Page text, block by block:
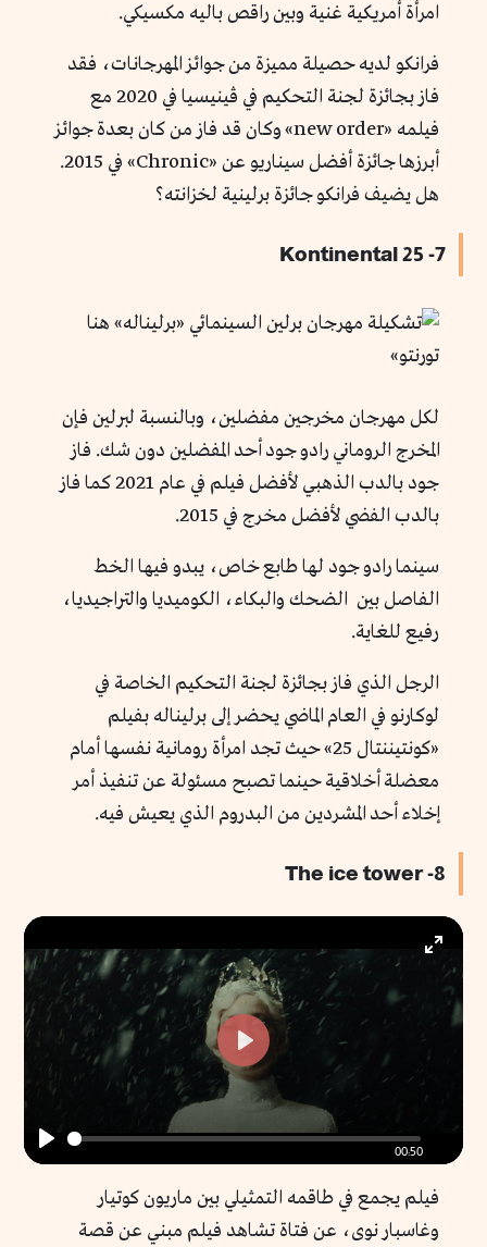
امرأة أمريكية غنية وبين راقص باليه مكسيكي.
فرانكو لديه حصيلة مميزة من جوائز المهرجانات، فقد
فاز بجائزة لجنة التحكيم في ڤينيسيا في 2020 مع
فيلمه «new order» وكان قد فاز من كان بعدة جوائز
أبرزها جائزة أفضل سيناريو عن «Chronic» في 2015.
هل يضيف فرانكو جائزة برلينية لخزانته؟
7- Kontinental 25
لكل مهرجان مخرجين مفضلين، وبالنسبة لبرلين فإن
المخرج الروماني رادو جود أحد المفضلين دون شك. فاز
جود بالدب الذهبي لأفضل فيلم في عام 2021 كما فاز
بالدب الفضي لأفضل مخرج في 2015.
سينما رادو جود لها طابع خاص، يبدو فيها الخط
الفاصل بين الضحك والبكاء، الكوميديا والتراجيديا،
رفيع للغاية.
الرجل الذي فاز بجائزة لجنة التحكيم الخاصة في
لوكارنو في العام الماضي يحضر إلى برليناله بفيلم
«كونتيننتال 25» حيث تجد امرأة رومانية نفسها أمام
معضلة أخلاقية حينما تصبح مسئولة عن تنفيذ أمر
إخلاء أحد المشردين من البدروم الذي يعيش فيه.
8- The ice tower
Play
00:50
Enter
Play
فيلم يجمع في طاقمه التمثيلي بين ماريون كوتيار
وغاسبار نوى، عن فتاة تشاهد فيلم مبني عن قصة